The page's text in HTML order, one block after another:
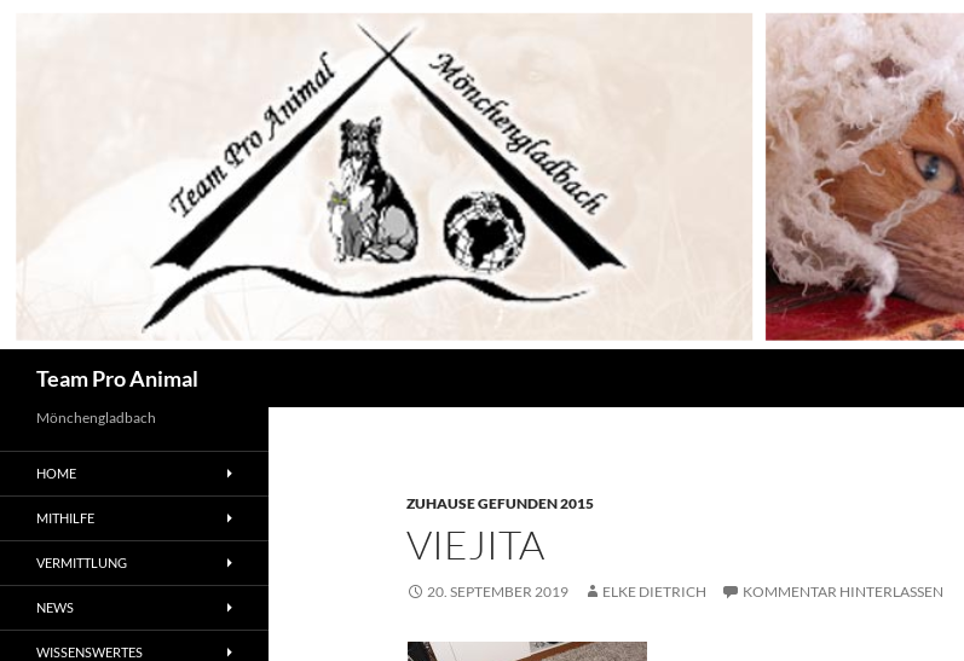
Team Pro Animal
ZUHAUSE GEFUNDEN 2015
VIEJITA
20. SEPTEMBER 2019 ELKE DIETRICH KOMMENTAR HINTERLASSEN
Mönchengladbach
HOME
MITHILFE
VERMITTLUNG
NEWS
WISSENSWERTES